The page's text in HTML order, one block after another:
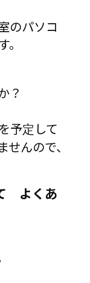
のパソコ
。
？
予定して
せんので、
よくあ